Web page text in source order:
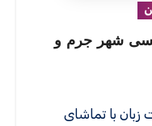
شهر جرم و